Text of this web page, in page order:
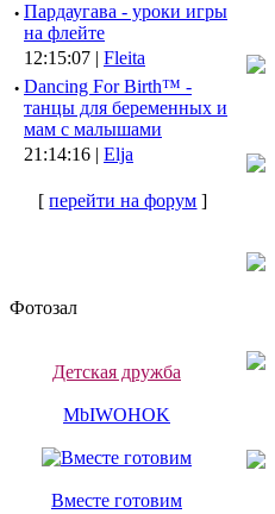
· Пардаугава - уроки игры
на флейте
12:15:07 | Fleita
· Dancing For Birth™ -
танцы для беременных и
мам с малышами
21:14:16 | Elja
[перейти на форум ]
Фотозал
Детская дружба
MbIWOHOK
Вместе готовим